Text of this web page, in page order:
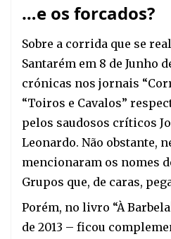
…e os forcados?
Sobre a corrida que se
Santarém em 8 de Junho
crónicas nos jornais
“Toiros e Cavalos”
pelos saudosos críticos
Leonardo. Não obstante,
mencionaram os nomes
Grupos que, de caras,
Porém, no livro “À
de 2013 – ficou